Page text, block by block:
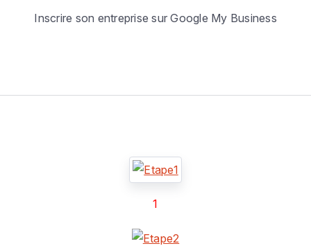
Inscrire son entreprise sur Google My Business
1